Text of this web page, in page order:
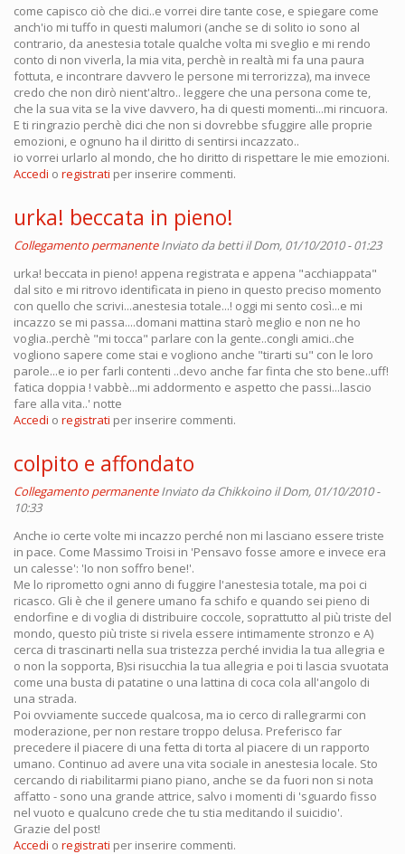
come capisco ciò che dici..e vorrei dire tante cose, e spiegare come
anch'io mi tuffo in questi malumori (anche se di solito io sono al
contrario, da anestesia totale qualche volta mi sveglio e mi rendo
conto di non viverla, la mia vita, perchè in realtà mi fa una paura
fottuta, e incontrare davvero le persone mi terrorizza), ma invece
credo che non dirò nient'altro.. leggere che una persona come te,
che la sua vita se la vive davvero, ha di questi momenti...mi rincuora.
E ti ringrazio perchè dici che non si dovrebbe sfuggire alle proprie
emozioni, e ognuno ha il diritto di sentirsi incazzato..
io vorrei urlarlo al mondo, che ho diritto di rispettare le mie emozioni.
Accedi o registrati per inserire commenti.
urka! beccata in pieno!
Collegamento permanente Inviato dabettiil Dom, 01/10/2010 - 01:23
urka! beccata in pieno! appena registrata e appena "acchiappata"
dal sito e mi ritrovo identificata in pieno in questo preciso momento
con quello che scrivi...anestesia totale...! oggi mi sento così...e mi
incazzo se mi passa....domani mattina starò meglio e non ne ho
voglia..perchè "mi tocca" parlare con la gente..congli amici..che
vogliono sapere come stai e vogliono anche "tirarti su" con le loro
parole...e io per farli contenti ..devo anche far finta che sto bene..uff!
fatica doppia ! vabbè...mi addormento e aspetto che passi...lascio
fare alla vita..' notte
Accedi o registrati per inserire commenti.
colpito e affondato
Collegamento permanente Inviato daChikkoino il Dom, 01/10/2010 -
10:33
Anche io certe volte mi incazzo perché non mi lasciano essere triste
in pace. Come Massimo Troisi in 'Pensavo fosse amore e invece era
un calesse': 'Io non soffro bene!'.
Me lo riprometto ogni anno di fuggire l'anestesia totale, ma poi ci
ricasco. Gli è che il genere umano fa schifo e quando sei pieno di
endorfine e di voglia di distribuire coccole, soprattutto al più triste del
mondo, questo più triste si rivela essere intimamente stronzo e A)
cerca di trascinarti nella sua tristezza perché invidia la tua allegria e
o non la sopporta, B)si risucchia la tua allegria e poi ti lascia svuotata
come una busta di patatine o una lattina di coca cola all'angolo di
una strada.
Poi ovviamente succede qualcosa, ma io cerco di rallegrarmi con
moderazione, per non restare troppo delusa. Preferisco far
precedere il piacere di una fetta di torta al piacere di un rapporto
umano. Continuo ad avere una vita sociale in anestesia locale. Sto
cercando di riabilitarmi piano piano, anche se da fuori non si nota
affatto - sono una grande attrice, salvo i momenti di 'sguardo fisso
nel vuoto e qualcuno crede che tu stia meditando il suicidio'.
Grazie del post!
Accedi o registrati per inserire commenti.